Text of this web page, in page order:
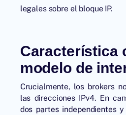
legales sobre el bloque IP.
Característica
modelo de
Crucialmente, los brokers
las direcciones IPv4. En
dos partes independientes